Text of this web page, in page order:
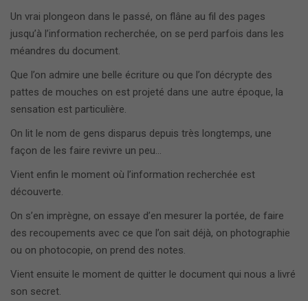
Un vrai plongeon dans le passé, on flâne au fil des pages
jusqu’à l’information recherchée, on se perd parfois dans les
méandres du document.
Que l’on admire une belle écriture ou que l’on décrypte des
pattes de mouches on est projeté dans une autre époque, la
sensation est particulière.
On lit le nom de gens disparus depuis très longtemps, une
façon de les faire revivre un peu…
Vient enfin le moment où l’information recherchée est
découverte.
On s’en imprègne, on essaye d’en mesurer la portée, de faire
des recoupements avec ce que l’on sait déjà, on photographie
ou on photocopie, on prend des notes.
Vient ensuite le moment de quitter le document qui nous a livré
son secret.